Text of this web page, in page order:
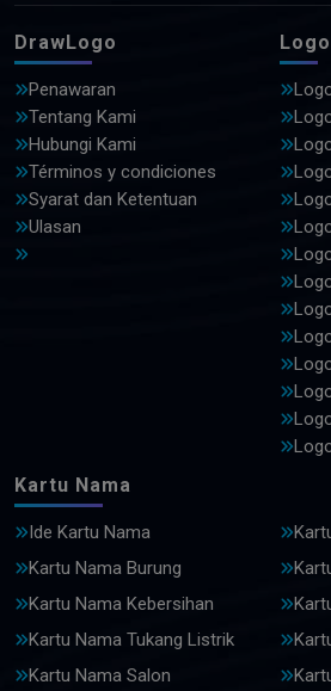
DrawLogo
Penawaran
Tentang Kami
Hubungi Kami
Términos y condiciones
Syarat dan Ketentuan
Ulasan
Logo
Kartu Nama
Ide Kartu Nama
Kartu Nama Burung
Kartu Nama Kebersihan
Kartu Nama Tukang Listrik
Kartu Nama Salon